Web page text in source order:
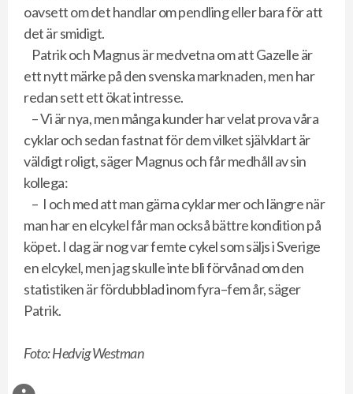
oavsett om det handlar om pendling eller bara för att
det är smidigt.
Patrik och Magnus är medvetna om att Gazelle är
ett nytt märke på den svenska marknaden, men har
redan sett ett ökat intresse.
– Vi är nya, men många kunder har velat prova våra
cyklar och sedan fastnat för dem vilket självklart är
väldigt roligt, säger Magnus och får medhåll av sin
kollega:
– I och med att man gärna cyklar mer och längre när
man har en elcykel får man också bättre kondition på
köpet. I dag är nog var femte cykel som säljs i Sverige
en elcykel, men jag skulle inte bli förvånad om den
statistiken är fördubblad inom fyra–fem år, säger
Patrik.
Foto: Hedvig Westman